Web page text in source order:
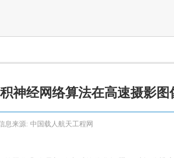
神经网络算法在高速摄影图
息来源: 中国载人航天工程网